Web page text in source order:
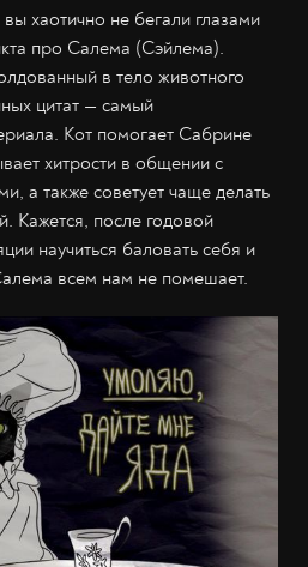
хаотично не бегали глазами
про Салема (Сэйлема).
в тело животного
цитат — самый
Кот помогает Сабрине
хитрости в общении с
а также советует чаще делать
Кажется, после годовой
научиться баловать себя и
всем нам не помешает.